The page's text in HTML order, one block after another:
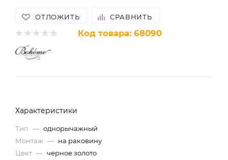
ОТЛОЖИТЬ СРАВНИТЬ
Код товара: 68090
Характеристики
Тип — однорычажный
Монтаж — на раковину
Цвет — черное золото